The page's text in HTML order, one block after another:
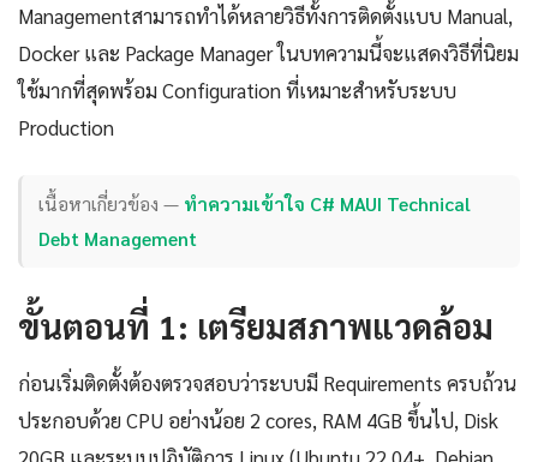
Managementสามารถทำได้หลายวิธีทั้งการติดตั้งแบบ Manual,
Docker และ Package Manager ในบทความนี้จะแสดงวิธีที่นิยม
ใช้มากที่สุดพร้อม Configuration ที่เหมาะสำหรับระบบ
Production
เนื้อหาเกี่ยวข้อง — ทำความเข้าใจ C# MAUI Technical
Debt Management
ขั้นตอนที่ 1: เตรียมสภาพแวดล้อม
ก่อนเริ่มติดตั้งต้องตรวจสอบว่าระบบมี Requirements ครบถ้วน
ประกอบด้วย CPU อย่างน้อย 2 cores, RAM 4GB ขึ้นไป, Disk